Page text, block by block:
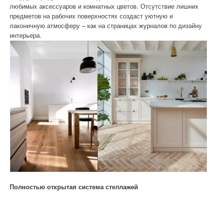
любимых аксессуаров и комнатных цветов. Отсутствие лишних
предметов на рабочих поверхностях создаст уютную и
лаконичную атмосферу – как на страницах журналов по дизайну
интерьера.
Полностью открытая система стеллажей